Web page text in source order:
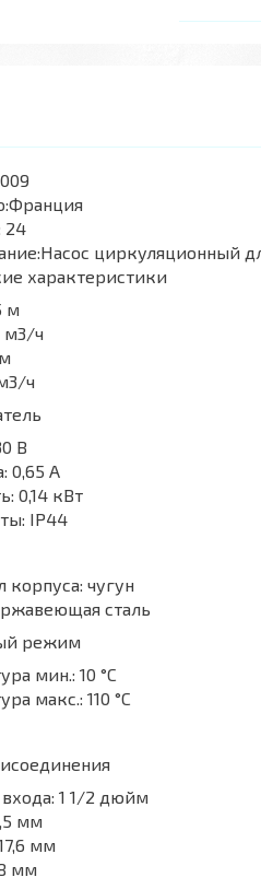
Франция
24
Насос циркуляционный
характеристики
м
м3/ч
ч
В
0,65 А
0,14 кВт
IP44
корпуса: чугун
сталь
режим
мин.: 10 °С
макс.: 110 °С
1 1/2 дюйм
мм
мм
мм